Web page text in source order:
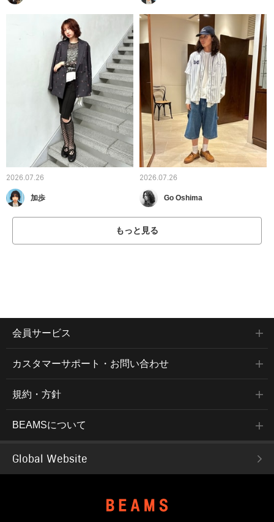
2026.07.26
加歩
2026.07.26
Go Oshima
もっと見る
会員サービス
カスタマーサポート・お問い合わせ
規約・方針
BEAMSについて
Global Website